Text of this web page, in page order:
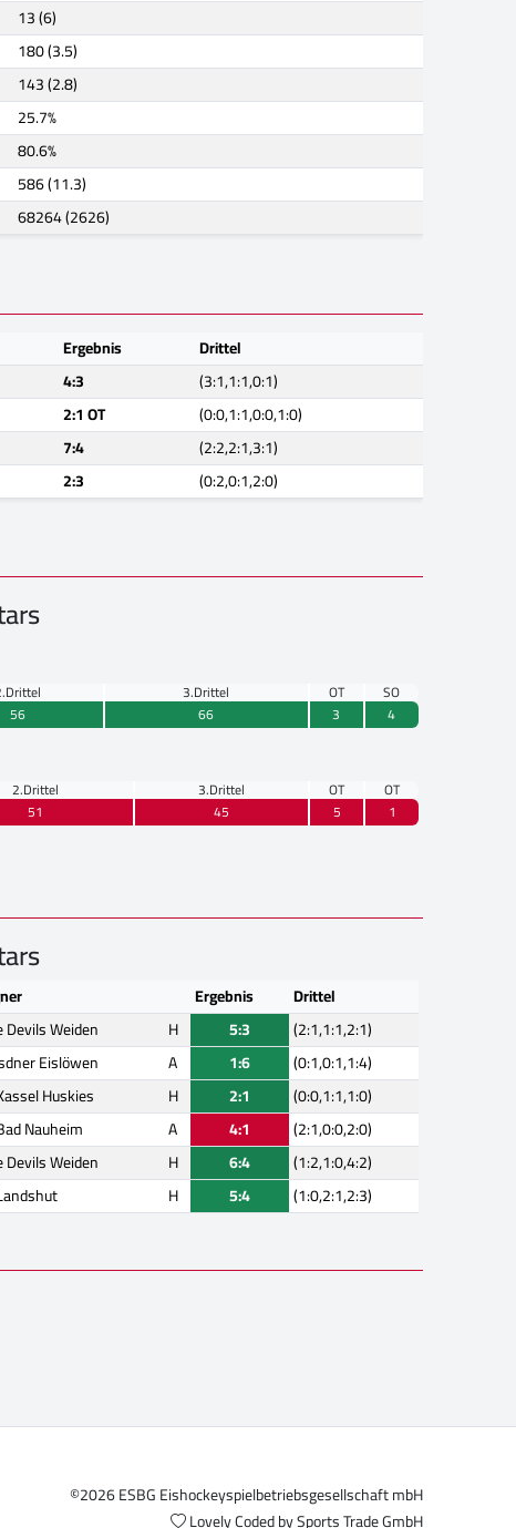
13 (6)
180 (3.5)
143 (2.8)
25.7%
80.6%
586 (11.3)
68264 (2626)
Ergebnis
Drittel
4:3
(3:1,1:1,0:1)
2:1 OT
(0:0,1:1,0:0,1:0)
7:4
(2:2,2:1,3:1)
2:3 (0:2,0:1,2:0)
3.Drittel OT
SO
56 66 3 4
2.Drittel 3.Drittel OT
OT
51 45 5 1
Ergebnis
Drittel
Devils Weiden H 5:3
(2:1,1:1,2:1)
Eislöwen A 1:6
(0:1,0:1,1:4)
Huskies H 2:1
(0:0,1:1,1:0)
Nauheim A 4:1
(2:1,0:0,2:0)
Devils Weiden H 6:4
(1:2,1:0,4:2)
H 5:4 (1:0,2:1,2:3)
©2026 ESBG Eishockeyspielbetriebsgesellschaft mbH
Lovely Coded bySports Trade GmbH